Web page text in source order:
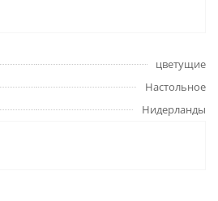
цветущие
Настольное
Нидерланды